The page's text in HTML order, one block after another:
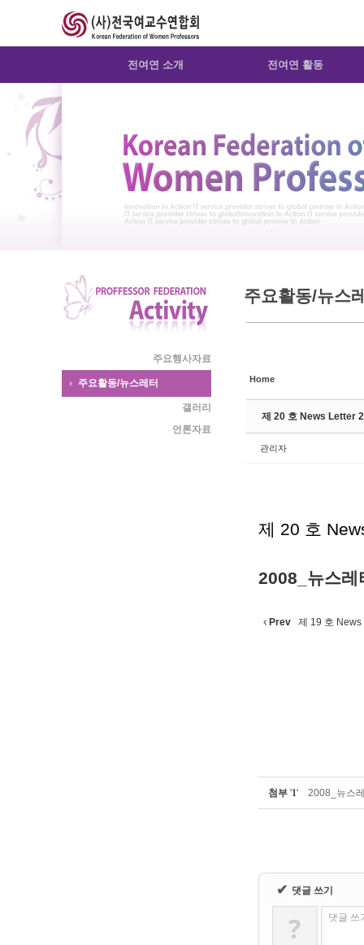
전여연 소개 전여연 활동
주요행사자료
주요활동/뉴스레터
갤러리
언론자료
주요활동/뉴스
Home
제 20 호 News Letter
관리자
제 20 호
2008_뉴스
Prev 제 19 호
첨부 '1' 2008_뉴스
✔ 댓글 쓰기
? 댓글 쓰